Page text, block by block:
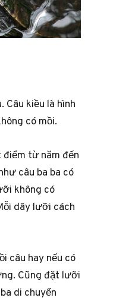
Câu kiều là hình
có mồi.
từ năm đến
câu ba ba có
không có
dây lưỡi cách
câu hay nếu có
Cũng đặt lưỡi
di chuyển